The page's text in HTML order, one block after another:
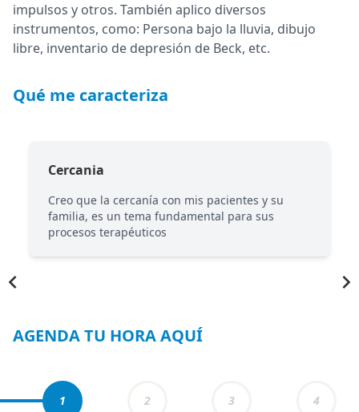
impulsos y otros. También aplico diversos
instrumentos, como: Persona bajo la lluvia, dibujo
libre, inventario de depresión de Beck, etc.
Qué me caracteriza
Cercania
Creo que la cercanía con mis pacientes y su
familia, es un tema fundamental para sus
procesos terapéuticos
AGENDA TU HORA AQUÍ
1 2 3 4